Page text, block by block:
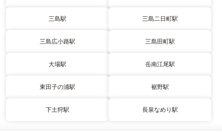
三島駅 三島二日町駅
三島広小路駅 三島田町駅
大場駅 岳南江尾駅
東田子の浦駅 裾野駅
下土狩駅 長泉なめり駅